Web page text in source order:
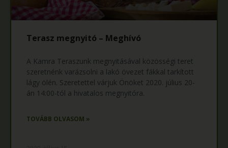
Terasz megnyitó – Meghívó
A Kamra Teraszunk megnyitásával közösségi teret
szeretnénk varázsolni a lakó övezet fákkal tarkított
lágy ölén. Szeretettel várjuk Önöket 2020. július 20-
án 14:00-tól a hivatalos megnyitóra.
TOVÁBB OLVASOM »